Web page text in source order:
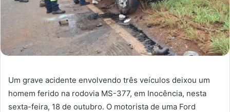
Um grave acidente envolvendo três veículos deixou um
homem ferido na rodovia MS-377, em Inocência, nesta
sexta-feira, 18 de outubro. O motorista de uma Ford